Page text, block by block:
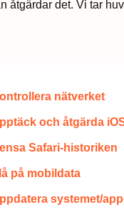
åtgärdar det. Vi tar
nätverket
och åtgärda
Safari-historiken
på mobildata
systemet/